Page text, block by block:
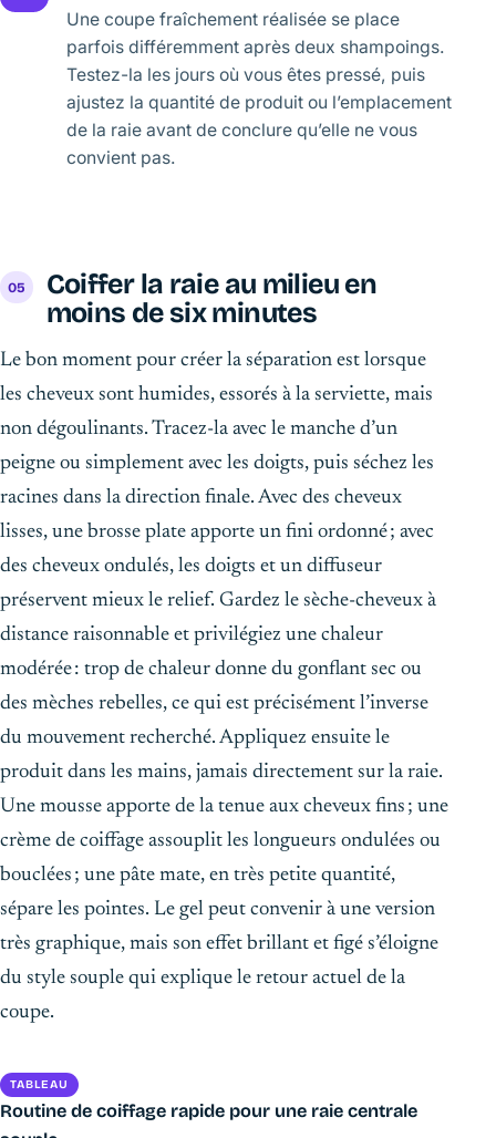
Une coupe fraîchement réalisée se place
parfois différemment après deux shampoings.
Testez-la les jours où vous êtes pressé, puis
ajustez la quantité de produit ou l’emplacement
de la raie avant de conclure qu’elle ne vous
convient pas.
Coiffer la raie au milieu en
moins de six minutes
Le bon moment pour créer la séparation est lorsque
les cheveux sont humides, essorés à la serviette, mais
non dégoulinants. Tracez-la avec le manche d’un
peigne ou simplement avec les doigts, puis séchez les
racines dans la direction finale. Avec des cheveux
lisses, une brosse plate apporte un fini ordonné ; avec
des cheveux ondulés, les doigts et un diffuseur
préservent mieux le relief. Gardez le sèche-cheveux à
distance raisonnable et privilégiez une chaleur
modérée : trop de chaleur donne du gonflant sec ou
des mèches rebelles, ce qui est précisément l’inverse
du mouvement recherché. Appliquez ensuite le
produit dans les mains, jamais directement sur la raie.
Une mousse apporte de la tenue aux cheveux fins ; une
crème de coiffage assouplit les longueurs ondulées ou
bouclées ; une pâte mate, en très petite quantité,
sépare les pointes. Le gel peut convenir à une version
très graphique, mais son effet brillant et figé s’éloigne
du style souple qui explique le retour actuel de la
coupe.
TABLEAU
Routine de coiffage rapide pour une raie centrale